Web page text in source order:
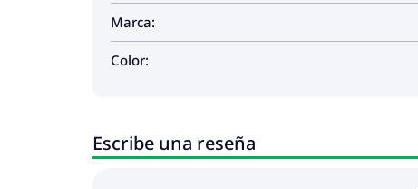
Marca:
Color:
Escribe una reseña